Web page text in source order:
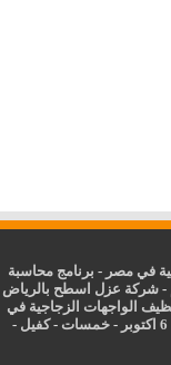
في مصر - برنامج محاسبة
-شركة عزل اسطح بالرياض
الواجهات الزجاجية في
-خمسات -كفيل -